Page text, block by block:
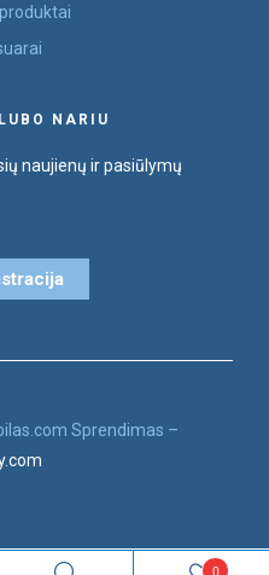
NARIU
naujienų ir pasiūlymų
Sprendimas –
0